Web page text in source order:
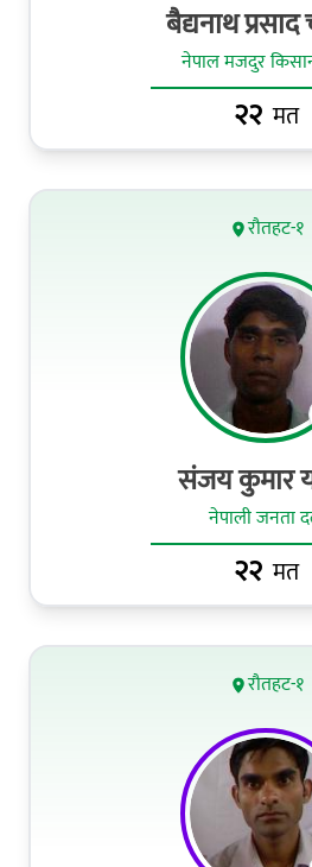
बैद्यनाथ प्रसाद
नेपाल मजदुर किसान
२२ मत
रौतहट-१
संजय कुमार
नेपाली जनता
२२ मत
रौतहट-१